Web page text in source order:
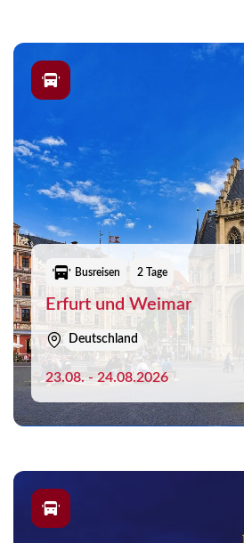
Busreisen 2 Tage
Erfurt und Weimar
Deutschland
23.08. - 24.08.2026